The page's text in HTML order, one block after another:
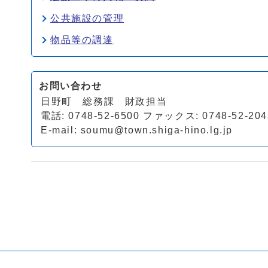
公共施設の管理
物品等の調達
お問い合わせ
日野町 総務課 財政担当
電話: 0748-52-6500 ファックス: 0748-52-
E-mail: soumu@town.shiga-hino.lg.jp